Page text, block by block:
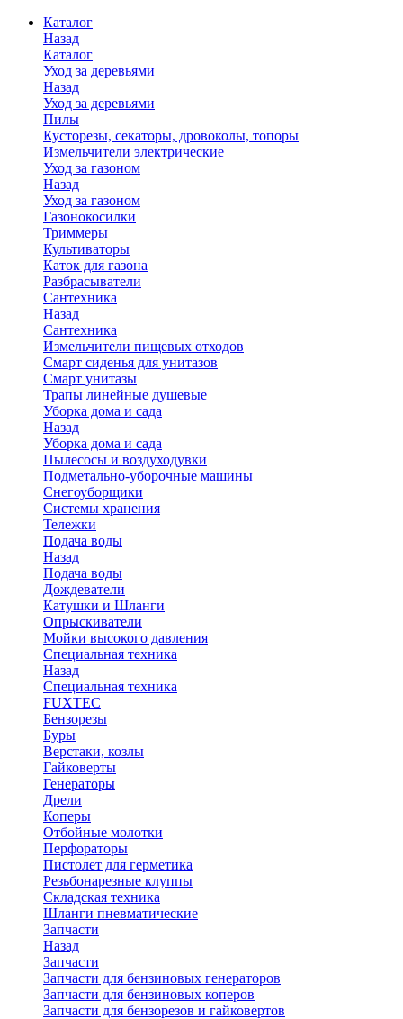
Каталог
Назад
Каталог
Уход за деревьями
Назад
Уход за деревьями
Пилы
Кусторезы, секаторы, дровоколы, топоры
Измельчители электрические
Уход за газоном
Назад
Уход за газоном
Газонокосилки
Триммеры
Культиваторы
Каток для газона
Разбрасыватели
Сантехника
Назад
Сантехника
Измельчители пищевых отходов
Смарт сиденья для унитазов
Смарт унитазы
Трапы линейные душевые
Уборка дома и сада
Назад
Уборка дома и сада
Пылесосы и воздуходувки
Подметально-уборочные машины
Снегоуборщики
Системы хранения
Тележки
Подача воды
Назад
Подача воды
Дождеватели
Катушки и Шланги
Опрыскиватели
Мойки высокого давления
Специальная техника
Назад
Специальная техника
FUXTEC
Бензорезы
Буры
Верстаки, козлы
Гайковерты
Генераторы
Дрели
Коперы
Отбойные молотки
Перфораторы
Пистолет для герметика
Резьбонарезные клуппы
Складская техника
Шланги пневматические
Запчасти
Назад
Запчасти
Запчасти для бензиновых генераторов
Запчасти для бензиновых коперов
Запчасти для бензорезов и гайковертов